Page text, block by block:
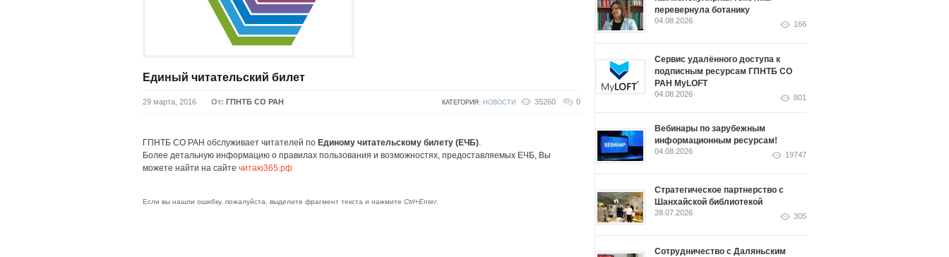
Единый читательский билет
29 марта, 2016 От: ГПНТБ СО РАН КАТЕГОРИЯ: НОВОСТИ 35260 0
ГПНТБ СО РАН обслуживает читателей по Единому читательскому билету (ЕЧБ).
Более детальную информацию о правилах пользования и возможностях, предоставляемых ЕЧБ, Вы
можете найти на сайте читаю365.рф
Если вы нашли ошибку, пожалуйста, выделите фрагмент текста и нажмите Ctrl+Enter.
перевернула ботанику
04.08.2026 166
Сервис удалённого доступа к
подписным ресурсам ГПНТБ СО
РАН MyLOFT
04.08.2026 801
Вебинары по зарубежным
информационным ресурсам!
04.08.2026 19747
Стратегическое партнерство с
Шанхайской библиотекой
28.07.2026 305
Сотрудничество с Даляньским